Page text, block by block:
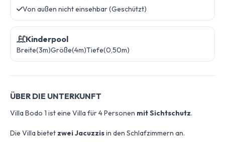
Von außen nicht einsehbar (Geschützt)
Kinderpool
Breite(3m)Größe(4m)Tiefe(0,50m)
ÜBER DIE UNTERKUNFT
Villa Bodo 1 ist eine Villa für 4 Personen mit Sichtschutz.
Die Villa bietet zwei Jacuzzisin den Schlafzimmern an.